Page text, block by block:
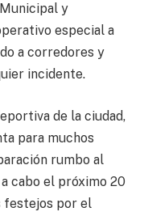
y
especial a
a corredores y
incidente.
de la ciudad,
para muchos
rumbo al
cabo el próximo 20
festejos por el